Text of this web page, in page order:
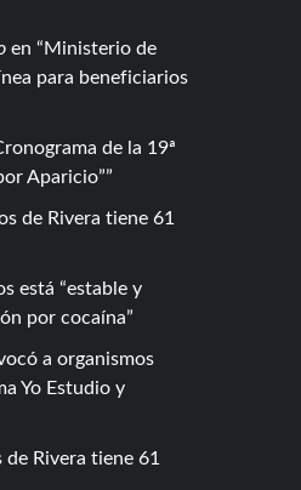
en
Ministerio de
para beneficiarios
de la 19ª
Aparicio”
de Rivera tiene 61
está “estable y
por cocaína
a organismos
Yo Estudio y
de Rivera tiene 61